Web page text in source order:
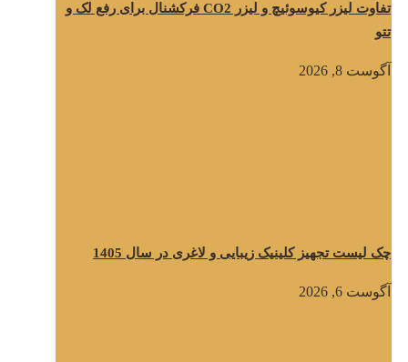
تفاوت لیزر کیوسوئیچ و لیزر CO2 فرکشنال برای رفع لک و
تتو
آگوست 8, 2026
چک لیست تجهیز کلینیک زیبایی و لاغری در سال 1405
آگوست 6, 2026